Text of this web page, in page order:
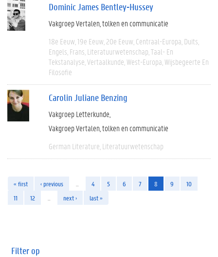
Dominic James Bentley-Hussey
Vakgroep Vertalen, tolken en communicatie
18e Eeuw 19e Eeuw 20e Eeuw Centraal-Europa Duits
Engels Frans Literatuurwetenschap Taal- En
Tekstanalyse Vertaalkunde West-Europa Wijsbegeerte En
Filosofie
Carolin Juliane Benzing
Vakgroep Letterkunde
Vakgroep Vertalen, tolken en communicatie
German Literature Literatuurwetenschap
« first ‹ previous 4 5 6 7 8 9
10
11
12 next › last »
Filter op